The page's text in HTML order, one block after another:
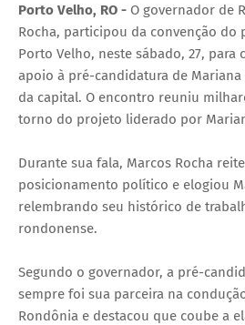
Porto Velho, RO - O governador de
Rocha, participou da convenção do
Porto Velho, neste sábado, 27,
apoio à pré-candidatura de
da capital. O encontro reuniu
torno do projeto liderado por
Durante sua fala, Marcos Rocha
posicionamento político e elogiou
relembrando seu histórico de
rondonense.
Segundo o governador, a pré-
sempre foi sua parceira na
Rondônia e destacou que coube a